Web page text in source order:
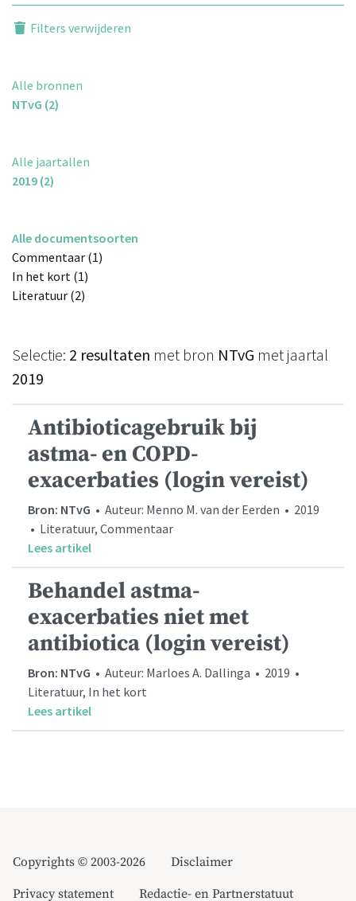
Filters verwijderen
Alle bronnen
NTvG (2)
Alle jaartallen
2019 (2)
Alle documentsoorten
Commentaar (1)
In het kort (1)
Literatuur (2)
Selectie: 2 resultaten met bron NTvG met jaartal
2019
Antibioticagebruik bij
astma- en COPD-
exacerbaties (login vereist)
Bron: NTvG • Auteur: Menno M. van der Eerden • 2019
• Literatuur, Commentaar
Lees artikel
Behandel astma-
exacerbaties niet met
antibiotica (login vereist)
Bron: NTvG • Auteur: Marloes A. Dallinga • 2019 •
Literatuur, In het kort
Lees artikel
Copyrights © 2003-2026
Disclaimer
Privacy statement
Redactie- en Partnerstatuut